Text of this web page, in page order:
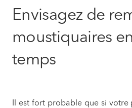
Envisagez de
moustiquaires
temps
Il est fort probable que si